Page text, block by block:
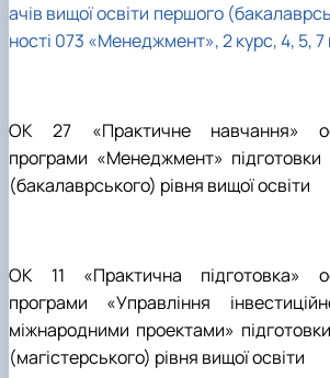
ачів вищої освіти першого
ності 073 «Менеджмент», 2 курс, 4, 5, 7
ОК 27 «Практичне навчання»
програми «Менеджмент» підготовки
(бакалаврського) рівня вищої освіти
ОК 11 «Практична підготовка»
програми «Управління
міжнародними проектами»
(магістерського) рівня вищої освіти